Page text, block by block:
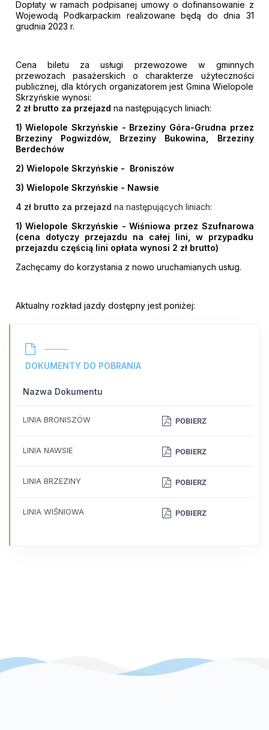
Dopłaty w ramach podpisanej umowy o dofinansowanie z
Wojewodą Podkarpackim realizowane będą do dnia 31
grudnia 2023 r.
Cena biletu za usługi przewozowe w gminnych
przewozach pasażerskich o charakterze użyteczności
publicznej, dla których organizatorem jest Gmina Wielopole
Skrzyńskie wynosi:
2 zł brutto za przejazd na następujących liniach:
1) Wielopole Skrzyńskie - Brzeziny Góra-Grudna przez
Brzeziny Pogwizdów, Brzeziny Bukowina, Brzeziny
Berdechów
2) Wielopole Skrzyńskie - Broniszów
3) Wielopole Skrzyńskie - Nawsie
4 zł brutto za przejazd na następujących liniach:
1) Wielopole Skrzyńskie - Wiśniowa przez Szufnarowa
(cena dotyczy przejazdu na całej lini, w przypadku
przejazdu częścią lini opłata wynosi 2 zł brutto)
Zachęcamy do korzystania z nowo uruchamianych usług.
Aktualny rozkład jazdy dostępny jest poniżej:
DOKUMENTY DO POBRANIA
Nazwa Dokumentu
LINIA BRONISZÓW POBIERZ
LINIA NAWSIE POBIERZ
LINIA BRZEZINY POBIERZ
LINIA WIŚNIOWA POBIERZ